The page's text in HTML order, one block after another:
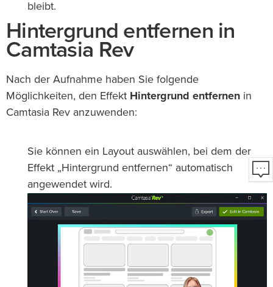
bleibt.
Hintergrund entfernen in
Camtasia Rev
Nach der Aufnahme haben Sie folgende
Möglichkeiten, den Effekt Hintergrund entfernen in
Camtasia Rev anzuwenden:
Sie können ein Layout auswählen, bei dem der
Effekt „Hintergrund entfernen“ automatisch
angewendet wird.